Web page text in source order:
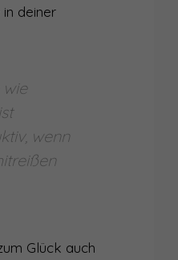
deiner
wie
wenn
Glück auch